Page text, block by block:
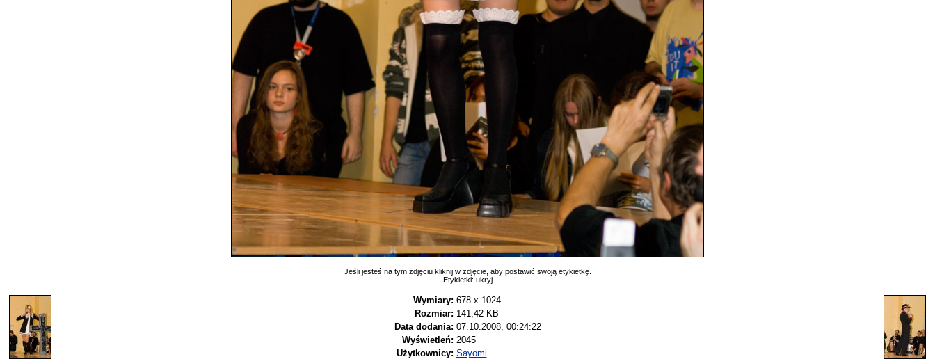
Jeśli jesteś na tym zdjęciu kliknij w zdjęcie, aby postawić swoją etykietkę.
Etykietki: ukryj
Wymiary: 678 x 1024
Rozmiar: 141,42 KB
Data dodania: 07.10.2008, 00:24:22
Wyświetleń: 2045
Użytkownicy: Sayomi